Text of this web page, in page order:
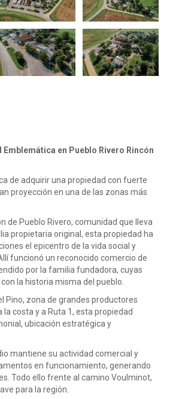
en Pueblo Rivero Rincón
de adquirir una propiedad con fuerte
proyección en una de las zonas más
de Pueblo Rivero, comunidad que lleva
propietaria original, esta propiedad ha
el epicentro de la vida social y
funcionó un reconocido comercio de
por la familia fundadora, cuyas
la historia misma del pueblo.
Pino, zona de grandes productores
la costa y a Ruta 1, esta propiedad
ubicación estratégica y
mantiene su actividad comercial y
en funcionamiento, generando
Todo ello frente al camino Voulminot,
para la región.